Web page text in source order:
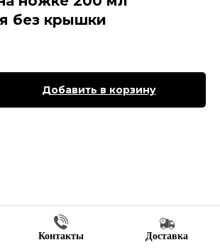
без крышки
Добавить в корзину
Контакты Доставка